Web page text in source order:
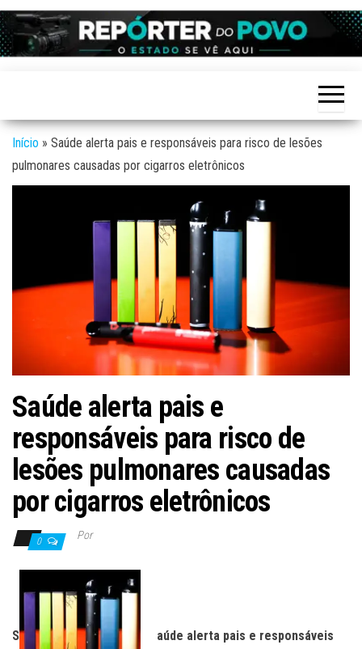
Skip
to
the
Reporter
site de
Notícias
Início » Saúde alerta pais e responsáveis para risco de lesões
pulmonares causadas por cigarros eletrônicos
Saúde alerta pais e
responsáveis para risco de
lesões pulmonares causadas
por cigarros eletrônicos
0 Por
S aúde alerta pais e responsáveis